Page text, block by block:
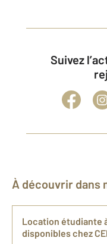
Suivez l’actualité immobilière et
À découvrir
Location étudiante
disponibles chez